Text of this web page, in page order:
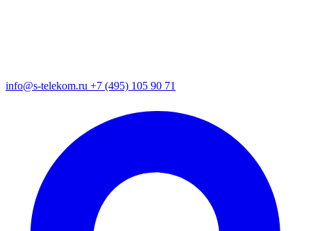
info@s-telekom.ru +7 (495) 105 90 71